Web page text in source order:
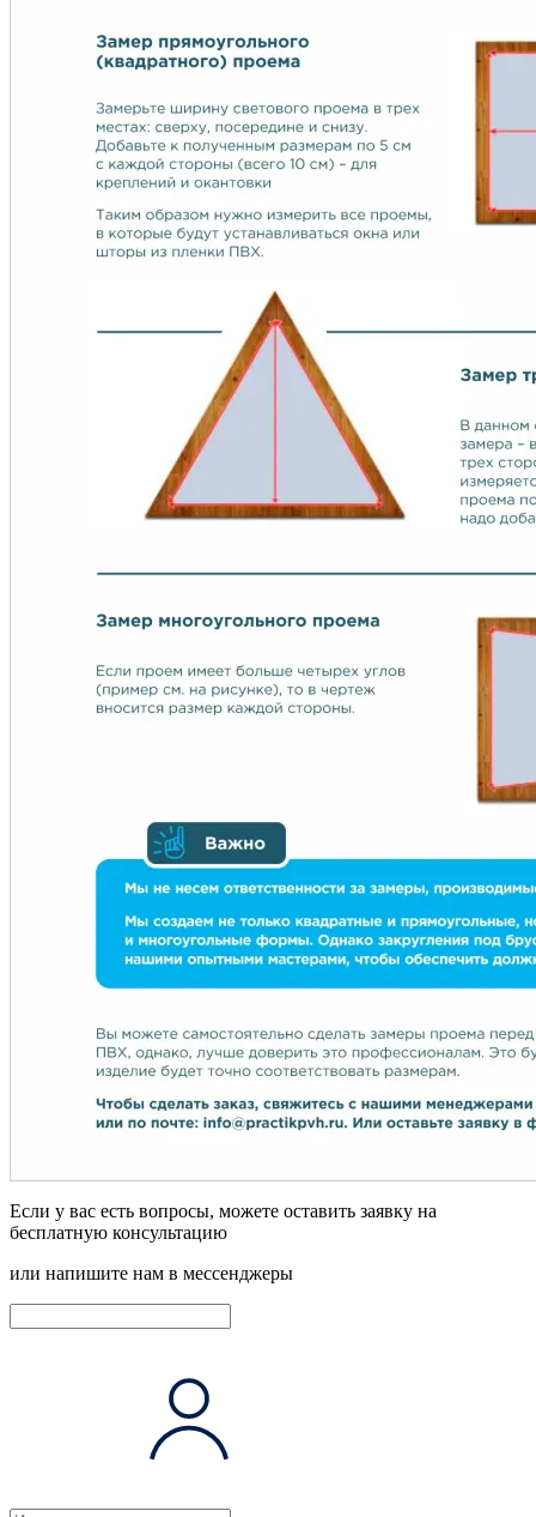
Если у вас есть вопросы, можете оставить заявку на
бесплатную консультацию
или напишите нам в мессенджеры